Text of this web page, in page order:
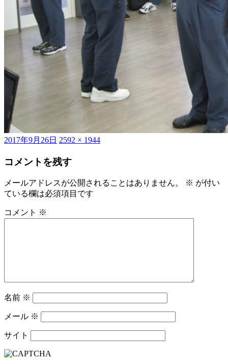
投
日:
2017年9月26日 フ
サ
ズ
2592 × 1944
コメントを残す
メールアドレスが公開されることはありません。 ※ が付い
ている欄は必須項目です
コメント ※
名前 ※
メール ※
サイト